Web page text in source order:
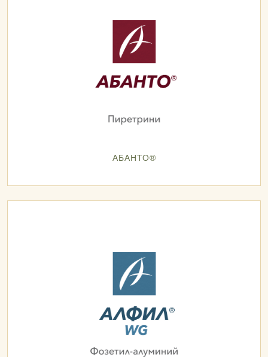
АБАНТО®